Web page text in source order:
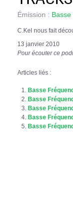
Émission :
C.Kel nous fait
13 janvier 2010
Pour écouter ce
Articles liés :
Basse
Basse
Basse
Basse
Basse